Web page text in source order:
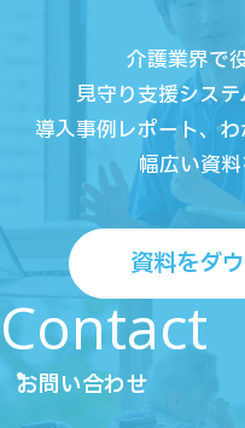
介護業界で
見守り支援システ
導入事例レポート、わ
幅広い資料
資料をダ
Contact
お問い合わせ